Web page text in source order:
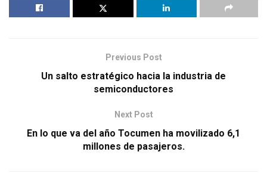
Previous Post
Un salto estratégico hacia la industria de
semiconductores
Next Post
En lo que va del año Tocumen ha movilizado 6,1
millones de pasajeros.